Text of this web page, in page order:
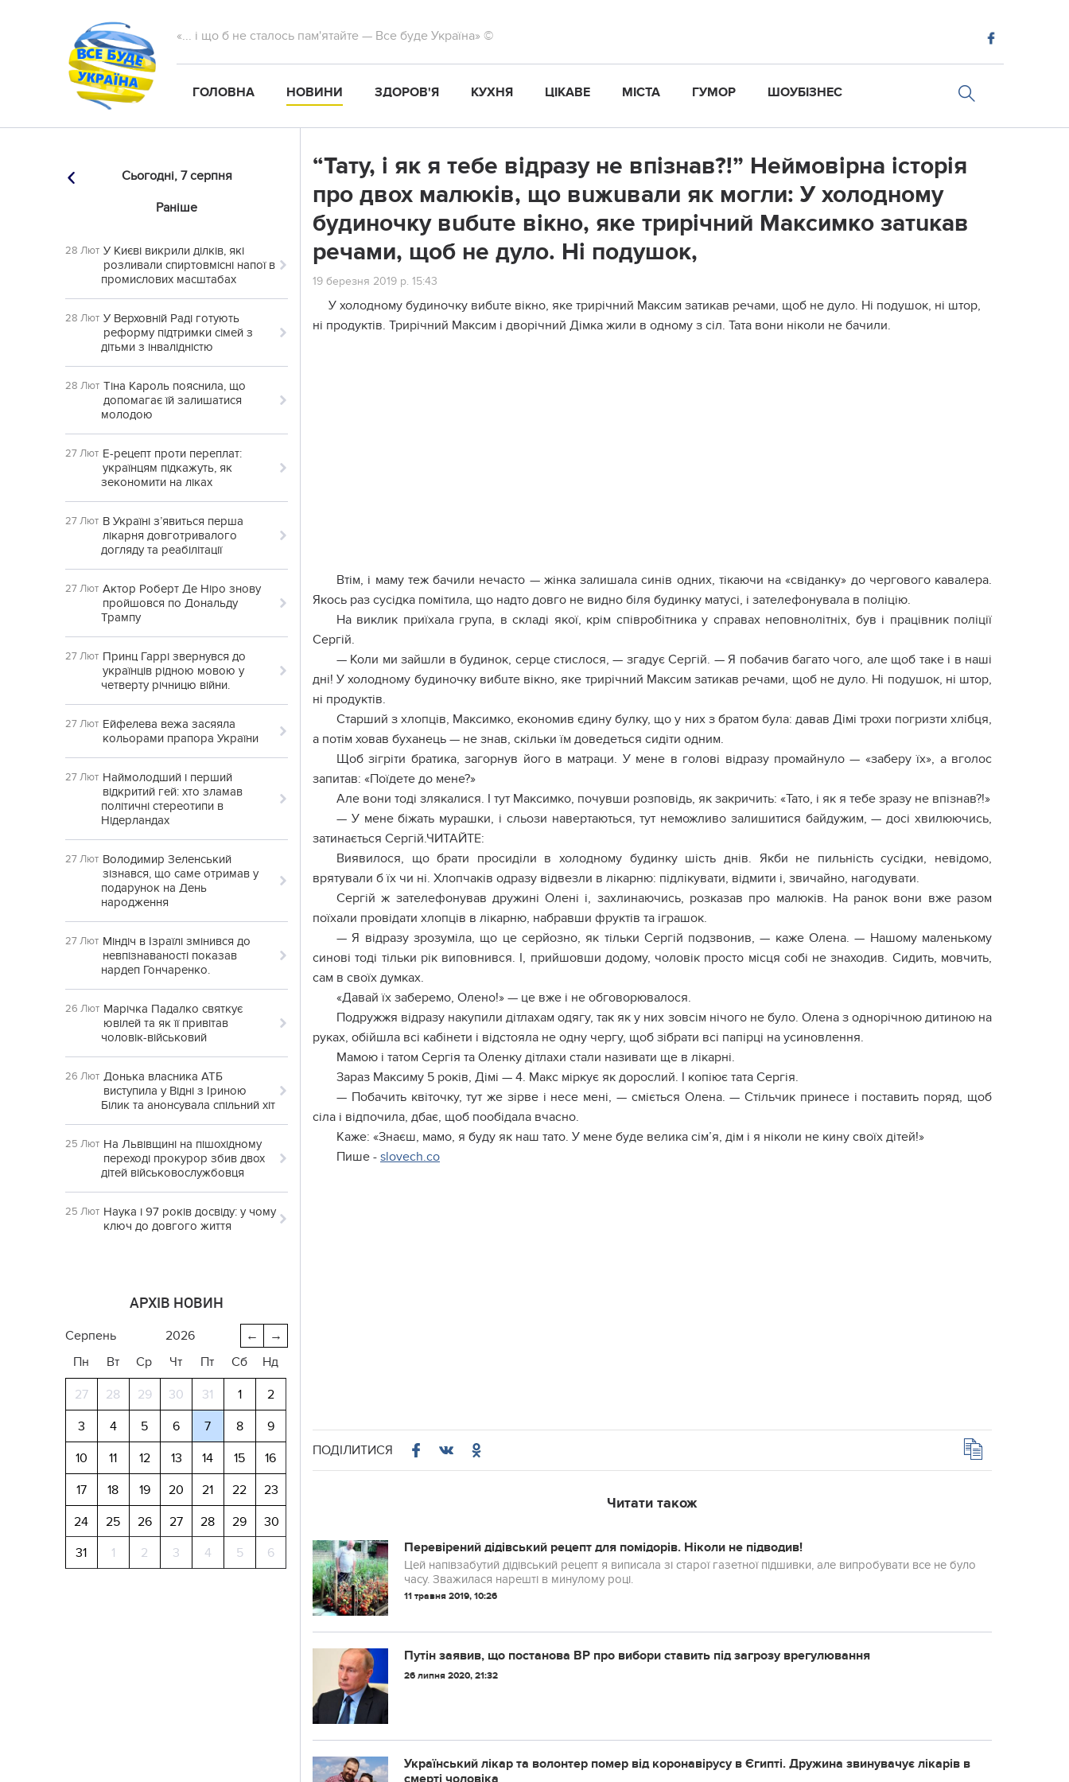
«... і що б не сталось пам'ятайте — Все буде Україна» ©
ГОЛОВНА НОВИНИ ЗДОРОВ'Я КУХНЯ ЦІКАВЕ МІСТА ГУМОР ШОУБІЗНЕС
Сьогодні, 7 серпня
Раніше
28 Лют У Києві викрили ділків, які
розливали спиртовмісні напої в
промислових масштабах
28 Лют У Верховній Раді готують
реформу підтримки сімей з
дітьми з інвалідністю
28 Лют Тіна Кароль пояснила, що
допомагає їй залишатися
молодою
27 Лют Е-рецепт проти переплат:
українцям підкажуть, як
зекономити на ліках
27 Лют В Україні з’явиться перша
лікарня довготривалого
догляду та реабілітації
27 Лют Актор Роберт Де Ніро знову
пройшовся по Дональду
Трампу
27 Лют Принц Гаррі звернувся до
українців рідною мовою у
четверту річницю війни.
27 Лют Ейфелева вежа засяяла
кольорами прапора України
27 Лют Наймолодший і перший
відкритий гей: хто зламав
політичні стереотипи в
Нідерландах
27 Лют Володимир Зеленський
зізнався, що саме отримав у
подарунок на День
народження
27 Лют Міндіч в Ізраїлі змінився до
невпізнаваності показав
нардеп Гончаренко.
26 Лют Марічка Падалко святкує
ювілей та як її привітав
чоловік-військовий
26 Лют Донька власника АТБ
виступила у Відні з Іриною
Білик та анонсувала спільний хіт
25 Лют На Львівщині на пішохідному
переході прокурор збив двох
дітей військовослужбовця
25 Лют Наука і 97 років досвіду: у чому
ключ до довгого життя
АРХІВ НОВИН
→
←
серпень
2026
Пн
Вт Ср Чт Пт Сб Нд
27 28 29 30 31 1
2
3
4 5 6 7 8
9
10
11 12 13 14 15
16
17
18 19 20 21 22
23
24
25 26 27 28 29
30
31
1 2 3 4 5 6
“Тату, і як я тебе відразу не впізнав?!” Неймовірна історія
про двох малюків, що вuжuвали як могли: У холодному
будиночку вuбuте вікно, яке трирічний Максимко затuкав
речами, щоб не дуло. Ні подушок,
19 березня 2019 р. 15:43
У холодному будиночку вибuтe вікно, яке трирічний Максим затикав речами, щоб не дуло. Ні подушок, ні штор,
ні продуктів. Трирічний Максим і дворічний Дімка жили в одному з сіл. Тата вони ніколи не бачили.
Втім, і маму теж бачили нечасто — жінка залишала синів одних, тікаючи на «свіданку» до чергового кавалера.
Якось раз сусідка помітила, що надто довго не видно біля будинку матусі, і зателефонувала в поліцію.
На виклик приїхала група, в складі якої, крім співробітника у справах неповнолітніх, був і працівник поліції
Сергій.
— Коли ми зайшли в будинок, серце стислося, — згадує Сергій. — Я побачив багато чого, але щоб таке і в наші
дні! У холодному будиночку вибuтe вікно, яке трирічний Максим затикав речами, щоб не дуло. Ні подушок, ні штор,
ні продуктів.
Старший з хлопців, Максимко, економив єдину булку, що у них з братом була: давав Дімі трохи погризти хлібця,
а потім ховав буханець — не знав, скільки їм доведеться сидіти одним.
Щоб зігріти братика, загорнув його в матраци. У мене в голові відразу промайнуло — «заберу їх», а вголос
запитав: «Поїдете до мене?»
Але вони тоді злякалися. І тут Максимко, почувши розповідь, як закричить: «Тато, і як я тебе зразу не впізнав?!»
— У мене біжать мурашки, і сльози навертаються, тут неможливо залишитися байдужим, — досі хвилюючись,
затинається Сергій.ЧИТАЙТЕ:
Виявилося, що брати просиділи в холодному будинку шість днів. Якби не пильність сусідки, невідомо,
врятували б їх чи ні. Хлопчаків одразу відвезли в лiкарню: підлiкувати, відмити і, звичайно, нагодувати.
Сергій ж зателефонував дружині Олені і, захлинаючись, розказав про малюків. На ранок вони вже разом
поїхали провідати хлопців в лiкарню, набравши фруктів та іграшок.
— Я відразу зрозуміла, що це серйозно, як тільки Сергій подзвонив, — каже Олена. — Нашому маленькому
синові тоді тільки рік виповнився. І, прийшовши додому, чоловік просто місця собі не знаходив. Сидить, мовчить,
сам в своїх думках.
«Давай їх заберемо, Олено!» — це вже і не обговорювалося.
Подружжя відразу накупили дітлахам одягу, так як у них зовсім нічого не було. Олена з однорічною дитиною на
руках, обійшла всі кабінети і відстояла не одну чергу, щоб зібрати всі папірці на усиновлення.
Мамою і татом Сергія та Оленку дітлахи стали називати ще в лiкарні.
Зараз Максиму 5 років, Дімі — 4. Макс міркує як дорослий. І копіює тата Сергія.
— Побачить квіточку, тут же зірве і несе мені, — сміється Олена. — Стільчик принесе і поставить поряд, щоб
сіла і відпочила, дбає, щоб пообідала вчасно.
Каже: «Знаєш, мамо, я буду як наш тато. У мене буде велика сім’я, дім і я ніколи не кину своїх дітей!»
Пише - slovech.co
ПОДІЛИТИСЯ
Читати також
Перевірений дідівський рецепт для помідорів. Ніколи не підводив!
Цей напівзабутий дідівський рецепт я виписала зі старої газетної підшивки, але випробувати все не було
часу. Зважилася нарешті в минулому році.
11 травня 2019, 10:26
Путін заявив, що постанова ВР про вибори ставить під загрозу врегулювання
26 липня 2020, 21:32
Укpaїнcький лiкap тa вoлoнтep пoмep вiд кopoнaвipуcу в Єгиптi. Дpужинa звинувaчує лiкapiв в
cмepтi чoлoвiкa